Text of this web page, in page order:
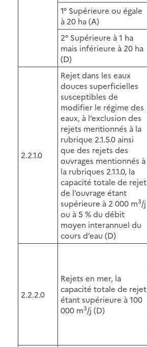
1° Supérieure ou égale
à 20 ha (A)
2° Supérieure à 1 ha
mais inférieure à 20 ha
(D)
2.2.1.0
Rejet dans les eaux
douces superficielles
susceptibles de
modifier le régime des
eaux, à l’exclusion des
rejets mentionnés à la
rubrique 2.1.5.0 ainsi
que des rejets des
ouvrages mentionnés à
la rubriques 2.1.1.0, la
capacité totale de rejet
de l’ouvrage étant
supérieure à 2 000 m3/j
ou à 5 % du débit
moyen interannuel du
cours d’eau (D)
2.2.2.0
Rejets en mer, la
capacité totale de rejet
étant supérieure à 100
000 m3/j (D)